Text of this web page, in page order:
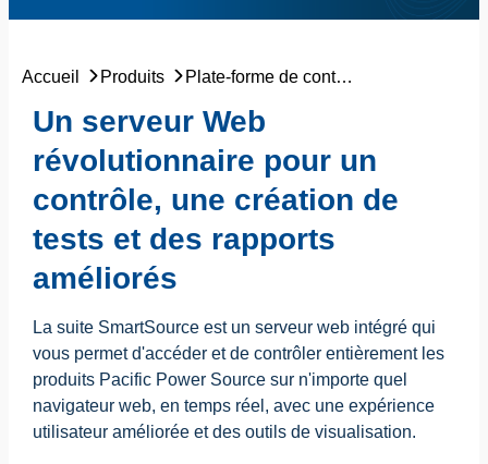
Accueil Produits Plate-forme de contrôle à distance SmartSource Suite
Un serveur Web
révolutionnaire pour un
contrôle, une création de
tests et des rapports
améliorés
La suite SmartSource est un serveur web intégré qui
vous permet d'accéder et de contrôler entièrement les
produits Pacific Power Source sur n'importe quel
navigateur web, en temps réel, avec une expérience
utilisateur améliorée et des outils de visualisation.